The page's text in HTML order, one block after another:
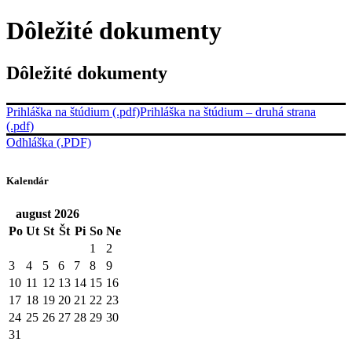
Dôležité dokumenty
Dôležité dokumenty
Prihláška na štúdium (.pdf)Prihláška na štúdium – druhá strana
(.pdf)
Odhláška (.PDF)
Kalendár
august 2026
Po Ut St Št Pi So Ne
1
2
3
4 5 6 7 8
9
10 11 12 13 14 15 16
17 18 19 20 21 22 23
24 25 26 27 28 29 30
31